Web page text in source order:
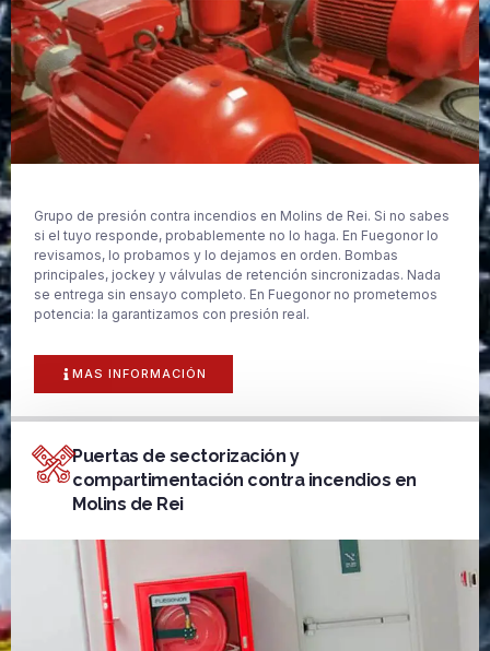
Grupo de presión contra incendios en Molins de Rei. Si no sabes
si el tuyo responde, probablemente no lo haga. En Fuegonor lo
revisamos, lo probamos y lo dejamos en orden. Bombas
principales, jockey y válvulas de retención sincronizadas. Nada
se entrega sin ensayo completo. En Fuegonor no prometemos
potencia: la garantizamos con presión real.
MAS INFORMACIÓN
Puertas de sectorización y
compartimentación contra incendios en
Molins de Rei